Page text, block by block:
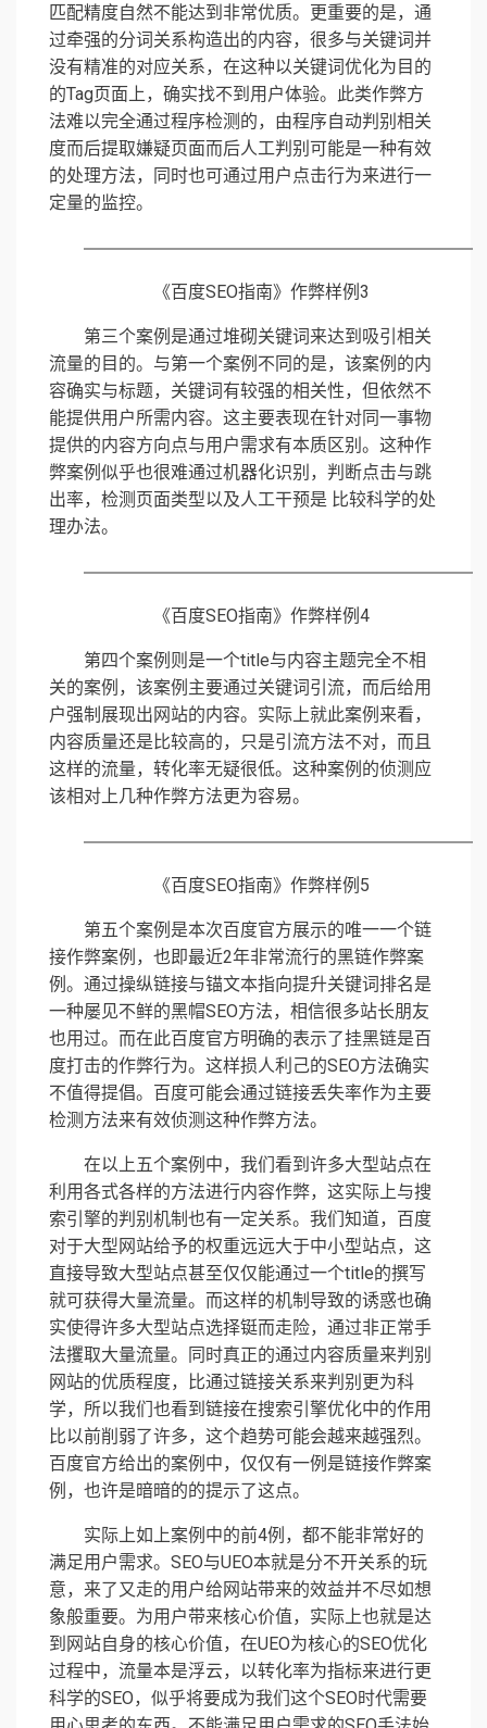
匹配精度自然不能达到非常优质。更重要的是，通
过牵强的分词关系构造出的内容，很多与关键词并
没有精准的对应关系，在这种以关键词优化为目的
的Tag页面上，确实找不到用户体验。此类作弊方
法难以完全通过程序检测的，由程序自动判别相关
度而后提取嫌疑页面而后人工判别可能是一种有效
的处理方法，同时也可通过用户点击行为来进行一
定量的监控。
《百度SEO指南》作弊样例3
第三个案例是通过堆砌关键词来达到吸引相关
流量的目的。与第一个案例不同的是，该案例的内
容确实与标题，关键词有较强的相关性，但依然不
能提供用户所需内容。这主要表现在针对同一事物
提供的内容方向点与用户需求有本质区别。这种作
弊案例似乎也很难通过机器化识别，判断点击与跳
出率，检测页面类型以及人工干预是 比较科学的处
理办法。
《百度SEO指南》作弊样例4
第四个案例则是一个title与内容主题完全不相
关的案例，该案例主要通过关键词引流，而后给用
户强制展现出网站的内容。实际上就此案例来看，
内容质量还是比较高的，只是引流方法不对，而且
这样的流量，转化率无疑很低。这种案例的侦测应
该相对上几种作弊方法更为容易。
《百度SEO指南》作弊样例5
第五个案例是本次百度官方展示的唯一一个链
接作弊案例，也即最近2年非常流行的黑链作弊案
例。通过操纵链接与锚文本指向提升关键词排名是
一种屡见不鲜的黑帽SEO方法，相信很多站长朋友
也用过。而在此百度官方明确的表示了挂黑链是百
度打击的作弊行为。这样损人利己的SEO方法确实
不值得提倡。百度可能会通过链接丢失率作为主要
检测方法来有效侦测这种作弊方法。
在以上五个案例中，我们看到许多大型站点在
利用各式各样的方法进行内容作弊，这实际上与搜
索引擎的判别机制也有一定关系。我们知道，百度
对于大型网站给予的权重远远大于中小型站点，这
直接导致大型站点甚至仅仅能通过一个title的撰写
就可获得大量流量。而这样的机制导致的诱惑也确
实使得许多大型站点选择铤而走险，通过非正常手
法攫取大量流量。同时真正的通过内容质量来判别
网站的优质程度，比通过链接关系来判别更为科
学，所以我们也看到链接在搜索引擎优化中的作用
比以前削弱了许多，这个趋势可能会越来越强烈。
百度官方给出的案例中，仅仅有一例是链接作弊案
例，也许是暗暗的的提示了这点。
实际上如上案例中的前4例，都不能非常好的
满足用户需求。SEO与UEO本就是分不开关系的玩
意，来了又走的用户给网站带来的效益并不尽如想
象般重要。为用户带来核心价值，实际上也就是达
到网站自身的核心价值，在UEO为核心的SEO优化
过程中，流量本是浮云，以转化率为指标来进行更
科学的SEO，似乎将要成为我们这个SEO时代需要